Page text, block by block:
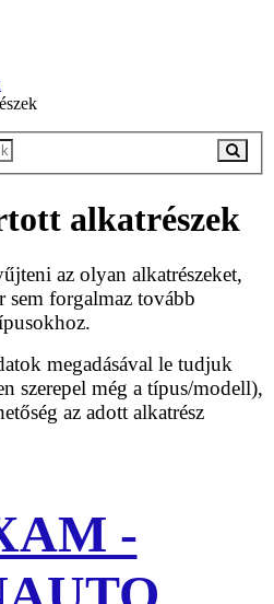
alkatrészek
az olyan alkatrészeket,
sem forgalmaz tovább
megadásával le tudjuk
szerepel még a típus/modell),
az adott alkatrész
-